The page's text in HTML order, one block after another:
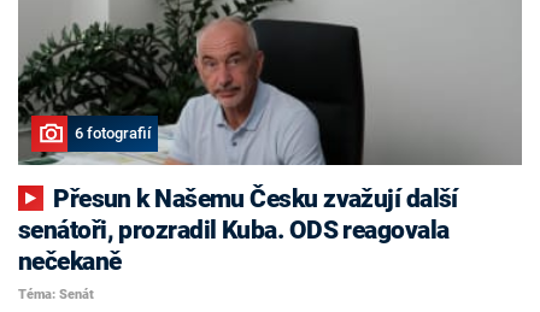
6 fotografií
senátoři, prozradil Kuba. ODS reagovala
nečekaně
Téma: Senát